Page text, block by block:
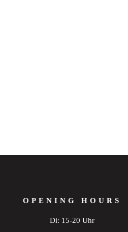
OPENING HOURS
Di: 15-20 Uhr